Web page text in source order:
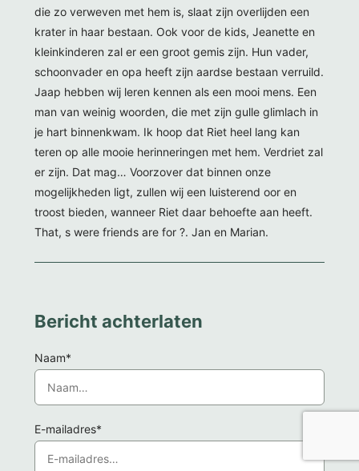
die zo verweven met hem is, slaat zijn overlijden een
krater in haar bestaan. Ook voor de kids, Jeanette en
kleinkinderen zal er een groot gemis zijn. Hun vader,
schoonvader en opa heeft zijn aardse bestaan verruild.
Jaap hebben wij leren kennen als een mooi mens. Een
man van weinig woorden, die met zijn gulle glimlach in
je hart binnenkwam. Ik hoop dat Riet heel lang kan
teren op alle mooie herinneringen met hem. Verdriet zal
er zijn. Dat mag… Voorzover dat binnen onze
mogelijkheden ligt, zullen wij een luisterend oor en
troost bieden, wanneer Riet daar behoefte aan heeft.
That, s were friends are for ?. Jan en Marian.
Bericht achterlaten
Naam*
E-mailadres*